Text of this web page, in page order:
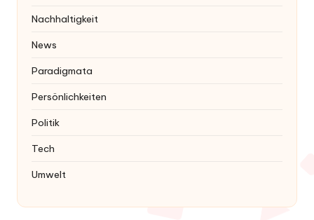
Nachhaltigkeit
News
Paradigmata
Persönlichkeiten
Politik
Tech
Umwelt